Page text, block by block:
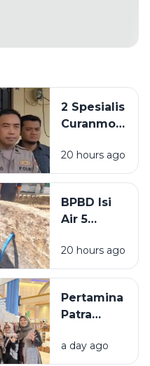
2 Spesialis
Curanmor
Bangkalan
Diringkus
Beraksi di
11 TKP
20 hours ago
BPBD Isi
Air 5
Warga
Sumenep
Kering
20 hours ago
Pertamina
Patra
Bawa 5
a day ago